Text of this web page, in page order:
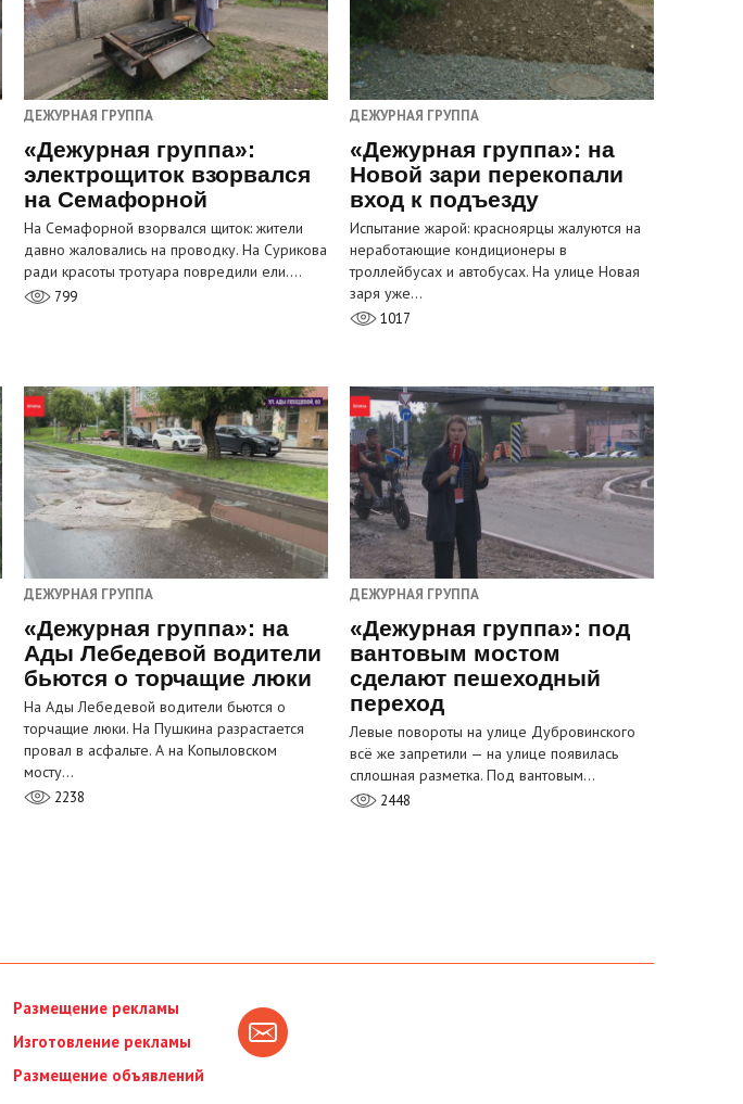
ДЕЖУРНАЯ ГРУППА
«Дежурная группа»:
электрощиток взорвался
на Семафорной
На Семафорной взорвался щиток: жители
давно жаловались на проводку. На Сурикова
ради красоты тротуара повредили ели.…
799
ДЕЖУРНАЯ ГРУППА
«Дежурная группа»: на
Новой зари перекопали
вход к подъезду
Испытание жарой: красноярцы жалуются на
неработающие кондиционеры в
троллейбусах и автобусах. На улице Новая
заря уже…
1017
ДЕЖУРНАЯ ГРУППА
«Дежурная группа»: на
Ады Лебедевой водители
бьются о торчащие люки
На Ады Лебедевой водители бьются о
торчащие люки. На Пушкина разрастается
провал в асфальте. А на Копыловском
мосту…
2238
ДЕЖУРНАЯ ГРУППА
«Дежурная группа»: под
вантовым мостом
сделают пешеходный
переход
Левые повороты на улице Дубровинского
всё же запретили — на улице появилась
сплошная разметка. Под вантовым…
2448
Размещение рекламы
Изготовление рекламы
Размещение объявлений